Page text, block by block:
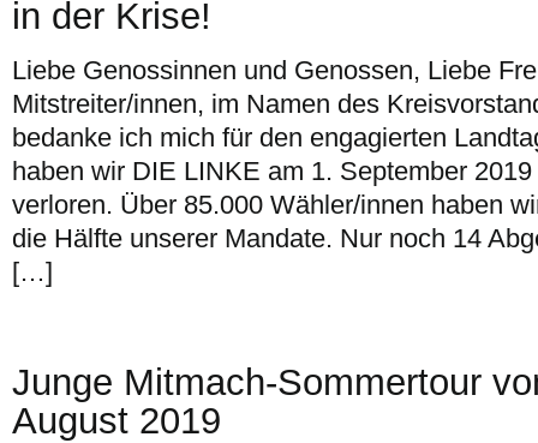
in der Krise!
Liebe Genossinnen und Genossen, Liebe
Mitstreiter/innen, im Namen des
bedanke ich mich für den engagierten
haben wir DIE LINKE am 1. September
verloren. Über 85.000 Wähler/innen haben
die Hälfte unserer Mandate. Nur noch 14
[…]
Junge Mitmach-Sommertour
August 2019